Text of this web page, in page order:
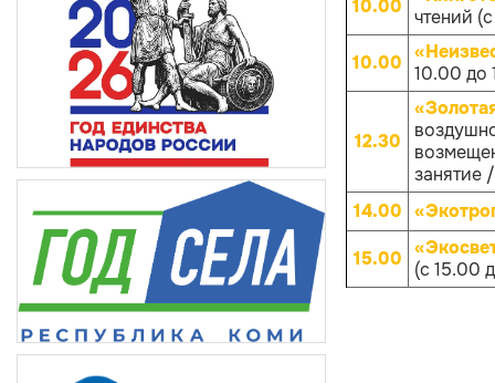
10.00 чтений
10.00 10.00 до
12.30
занятие
14.00
15.00
(с 15.00